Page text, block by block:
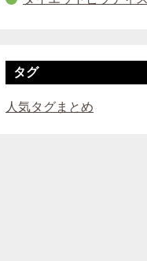
タグ
人気タグまとめ